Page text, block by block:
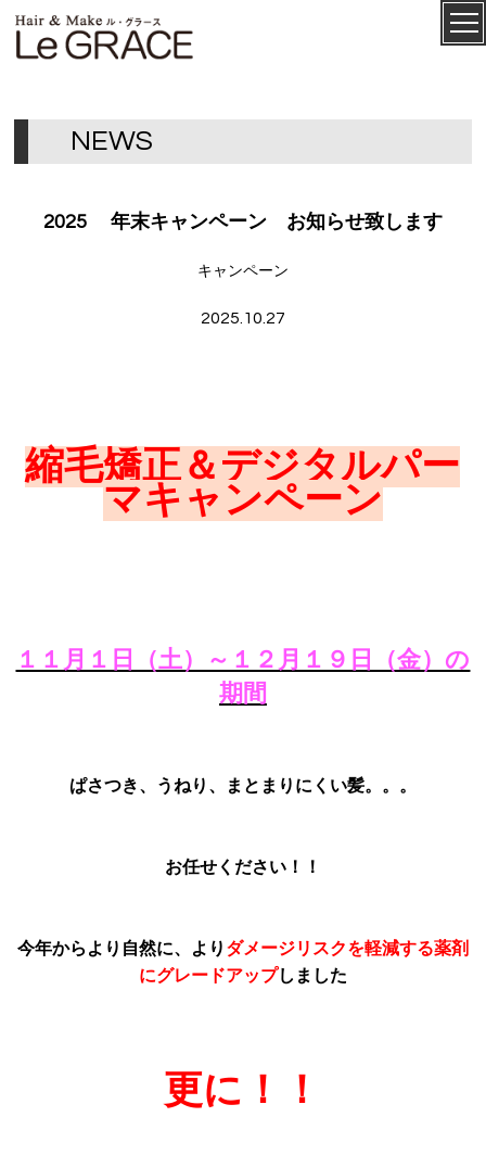
ル・グ
ラース
CONCEPT
STAFF
BLOG
NEWS
2025 年末キャンペーン お知らせ致します
キャンペーン
2025.10.27
縮毛矯正＆デジタルパー
マキャンペーン
１１月１日（土）～１２月１９日（金）の
期間
ぱさつき、うねり、まとまりにくい髪。。。
お任せください！！
今年からより自然に、より ダメージリスクを軽減する薬剤
にグレードアップしました
更に！！